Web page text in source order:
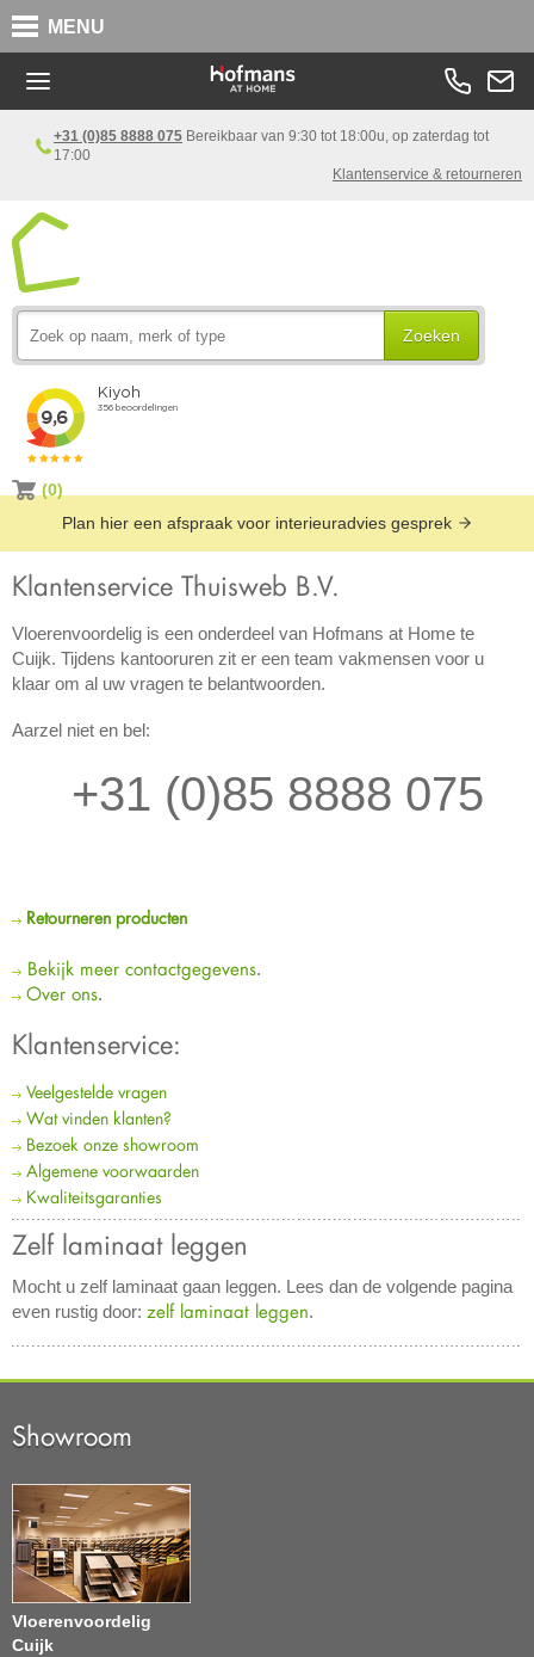
MENU
+31 (0)85 8888 075 Bereikbaar van 9:30 tot 18:00u, op zaterdag tot
17:00
Klantenservice & retourneren
Zoeken
(0)
Plan hier een afspraak voor interieuradvies gesprek
Klantenservice Thuisweb B.V.
Vloerenvoordelig is een onderdeel van Hofmans at Home te
Cuijk. Tijdens kantooruren zit er een team vakmensen voor u
klaar om al uw vragen te belantwoorden.
Aarzel niet en bel:
+31 (0)85 8888 075
Retourneren producten
Bekijk meer contactgegevens.
Over ons.
Klantenservice:
Veelgestelde vragen
Wat vinden klanten?
Bezoek onze showroom
Algemene voorwaarden
Kwaliteitsgaranties
Zelf laminaat leggen
Mocht u zelf laminaat gaan leggen. Lees dan de volgende pagina
even rustig door: zelf laminaat leggen.
Showroom
Vloerenvoordelig
Cuijk